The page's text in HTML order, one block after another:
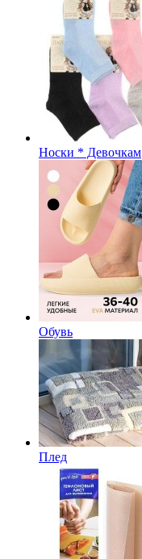
Носки * Девочкам
Обувь
Плед